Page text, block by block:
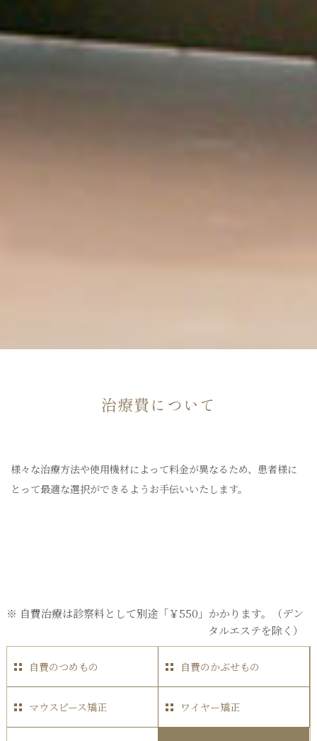
治療費について
様々な治療方法や使用機材によって料金が異なるため、患者様に
とって最適な選択ができるようお手伝いいたします。
※ 自費治療は診察料として別途「￥550」かかります。（デン
タルエステを除く）
自費のつめもの 自費のかぶせもの
マウスピース矯正 ワイヤー矯正